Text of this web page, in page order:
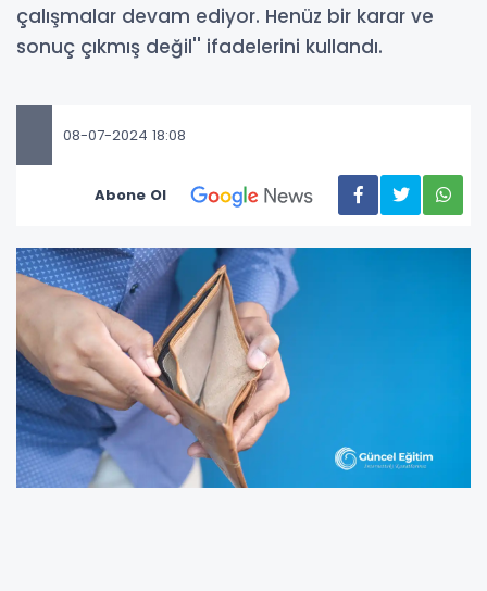
çalışmalar devam ediyor. Henüz bir karar ve
sonuç çıkmış değil'' ifadelerini kullandı.
08-07-2024 18:08
Abone Ol